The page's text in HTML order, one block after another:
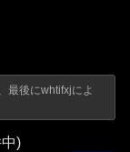
最後にwhtifxjによ
)